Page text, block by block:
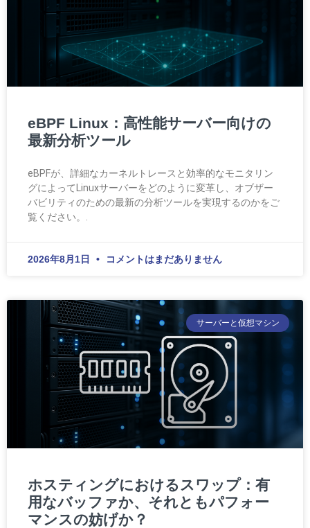
eBPF Linux：高性能サーバー向けの
最新分析ツール
eBPFが、詳細なカーネルトレースと効率的なモニタリン
グによってLinuxサーバーをどのように変革し、オブザー
バビリティのための最新の分析ツールを実現するのかをご
覧ください。.
2026年8月1日 コメントはまだありません
サーバーと仮想マシン
ホスティングにおけるスワップ：有
用なバッファか、それともパフォー
マンスの妨げか？